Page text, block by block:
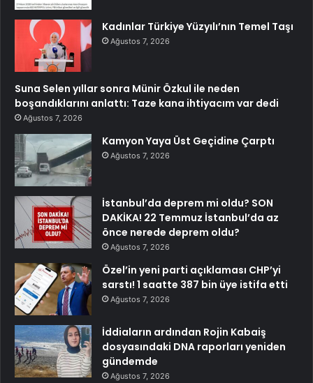
Kadınlar Türkiye Yüzyılı’nın Temel Taşı
Ağustos 7, 2026
Suna Selen yıllar sonra Münir Özkul ile neden
boşandıklarını anlattı: Taze kana ihtiyacım var dedi
Ağustos 7, 2026
Kamyon Yaya Üst Geçidine Çarptı
Ağustos 7, 2026
İstanbul’da deprem mi oldu? SON
DAKİKA! 22 Temmuz İstanbul’da az
önce nerede deprem oldu?
Ağustos 7, 2026
Özel’in yeni parti açıklaması CHP’yi
sarstı! 1 saatte 387 bin üye istifa etti
Ağustos 7, 2026
İddiaların ardından Rojin Kabaiş
dosyasındaki DNA raporları yeniden
gündemde
Ağustos 7, 2026